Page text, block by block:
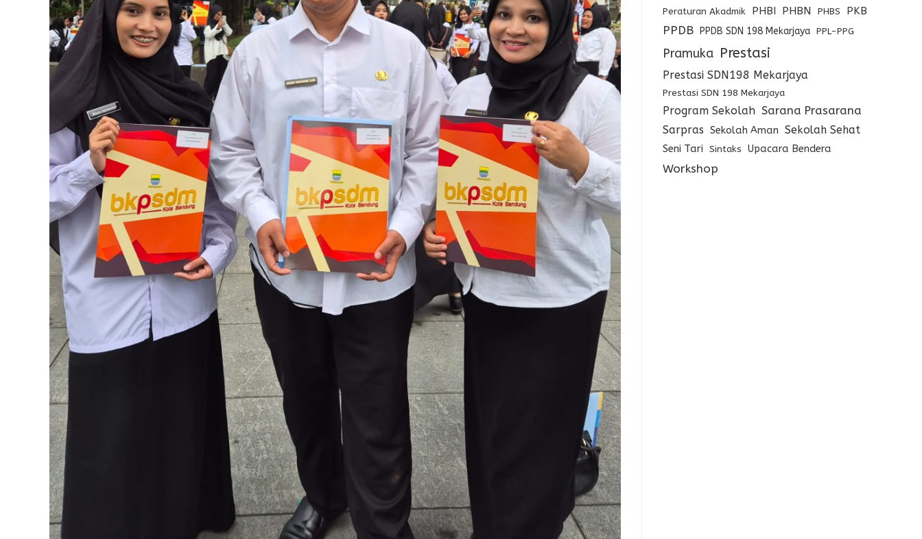
Peraturan Akadmik PHBI PHBN PHBS PKB
PPDB PPDB SDN 198 Mekarjaya PPL-PPG
Pramuka Prestasi
Prestasi SDN198 Mekarjaya
Prestasi SDN 198 Mekarjaya
Program Sekolah Sarana Prasarana
Sarpras Sekolah Aman Sekolah Sehat
Seni Tari
Sintaks Upacara Bendera
Workshop